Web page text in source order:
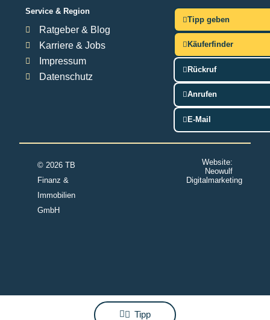
Tipp geben
Käuferfinder
Rückruf
Anrufen
E-Mail
Service & Region
Ratgeber & Blog
Karriere & Jobs
Impressum
Datenschutz
© 2026 TB
Finanz &
Immobilien
GmbH
Website:
Neowulf
Digitalmarketing
Tipp